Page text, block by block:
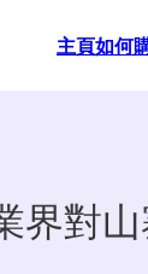
主頁如何
對山